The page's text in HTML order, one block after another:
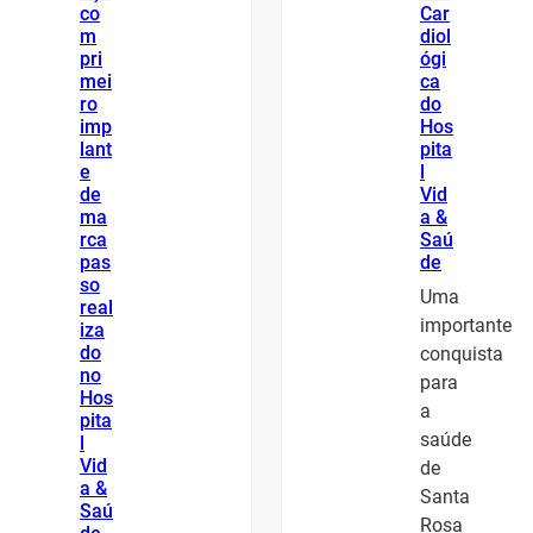
co
m
pri
mei
ro
imp
lant
e
de
ma
rca
pas
so
real
iza
do
no
Hos
pita
l
Vid
a &
Saú
Car
diol
ógi
ca
do
Hos
pita
l
Vid
a &
Saú
de
Uma
importante
conquista
para
a
saúde
de
Santa
Rosa